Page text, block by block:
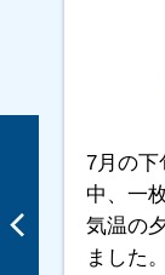
7月の下
中、一
気温の
ました